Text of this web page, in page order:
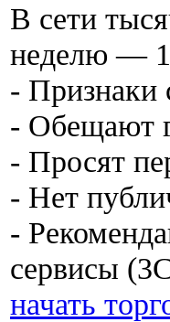
В сети
неделю —
- Признаки
- Обещают
- Просят
- Нет
-
сервисы
начать